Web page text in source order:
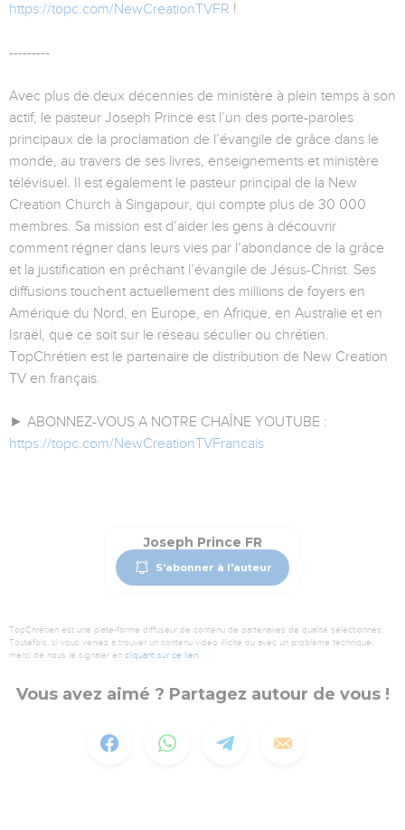
https://topc.com/NewCreationTVFR !
---------
Avec plus de deux décennies de ministère à plein temps à son
actif, le pasteur Joseph Prince est l’un des porte-paroles
principaux de la proclamation de l’évangile de grâce dans le
monde, au travers de ses livres, enseignements et ministère
télévisuel. Il est également le pasteur principal de la New
Creation Church à Singapour, qui compte plus de 30 000
membres. Sa mission est d’aider les gens à découvrir
comment régner dans leurs vies par l’abondance de la grâce
et la justification en prêchant l’évangile de Jésus-Christ. Ses
diffusions touchent actuellement des millions de foyers en
Amérique du Nord, en Europe, en Afrique, en Australie et en
Israël, que ce soit sur le réseau séculier ou chrétien.
TopChrétien est le partenaire de distribution de New Creation
TV en français.
► ABONNEZ-VOUS A NOTRE CHAÎNE YOUTUBE :
https://topc.com/NewCreationTVFrancais
Joseph Prince FR
S'abonner à l'auteur
TopChrétien est une plate-forme diffuseur de contenu de partenaires de qualité sélectionnés.
Toutefois, si vous veniez à trouver un contenu vidéo illicite ou avec un problème technique,
merci de nous le signaler en cliquant sur ce lien.
Vous avez aimé ? Partagez autour de vous !